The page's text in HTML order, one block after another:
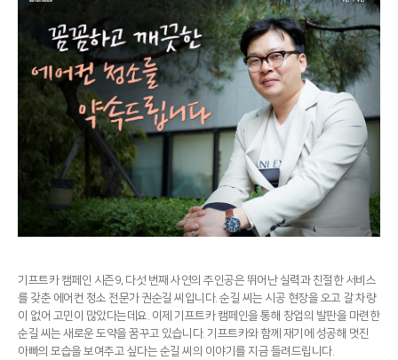
기프트카 캠페인 시즌9, 다섯 번째 사연의 주인공은 뛰어난 실력과 친절한 서비스
를 갖춘 에어컨 청소 전문가 권순길 씨입니다. 순길 씨는 시공 현장을 오고 갈 차량
이 없어 고민이 많았다는데요. 이제 기프트카 캠페인을 통해 창업의 발판을 마련한
순길 씨는 새로운 도약을 꿈꾸고 있습니다. 기프트카와 함께 재기에 성공해 멋진
아빠의 모습을 보여주고 싶다는 순길 씨의 이야기를 지금 들려드립니다.